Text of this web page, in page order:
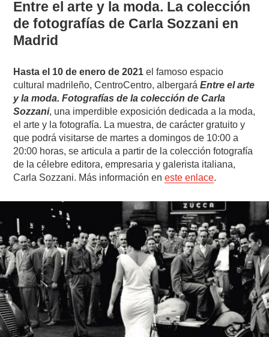
Entre el arte y la moda. La colección
de fotografías de Carla Sozzani en
Madrid
Hasta el 10 de enero de 2021 el famoso espacio
cultural madrileño, CentroCentro, albergaráEntre el arte
y la moda. Fotografías de la colección de Carla
Sozzani, una imperdible exposición dedicada a la moda,
el arte y la fotografía. La muestra, de carácter gratuito y
que podrá visitarse de martes a domingos de 10:00 a
20:00 horas, se articula a partir de la colección fotografía
de la célebre editora, empresaria y galerista italiana,
Carla Sozzani. Más información eneste enlace.